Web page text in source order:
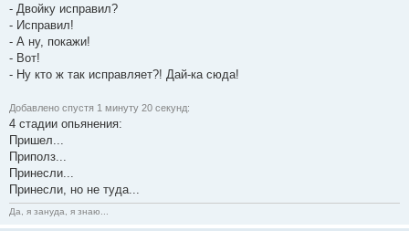
- Двойку исправил?
- Исправил!
- А ну, покажи!
- Вот!
- Ну кто ж так исправляет?! Дай-ка сюда!
Добавлено спустя 1 минуту 20 секунд:
4 стадии опьянения:
Пришел...
Приполз...
Принесли...
Принесли, но не туда...
Да, я зануда, я знаю...